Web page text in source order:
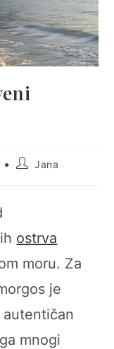
Post Jana
ostrva
moru. Za
je
mnogi